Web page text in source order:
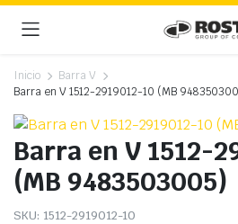
Inicio
Barra V
Barra en V 1512-2919012-10 (MB
Barra en V 1512-
(MB 9483503005)
SKU: 1512-2919012-10